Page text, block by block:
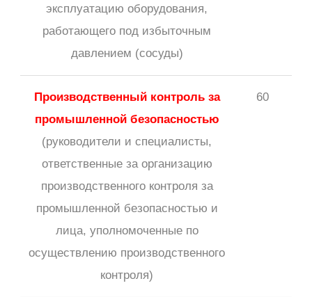
эксплуатацию оборудования,
работающего под избыточным
давлением (сосуды)
Производственный контроль за
промышленной безопасностью
(руководители и специалисты,
ответственные за организацию
производственного контроля за
промышленной безопасностью и
лица, уполномоченные по
осуществлению производственного
контроля)
60